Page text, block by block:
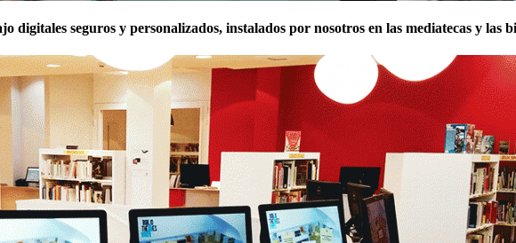
digitales seguros y personalizados, instalados por nosotros en las mediatecas y las